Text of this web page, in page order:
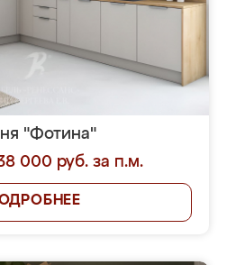
"Фотина"
000 руб. за п.м.